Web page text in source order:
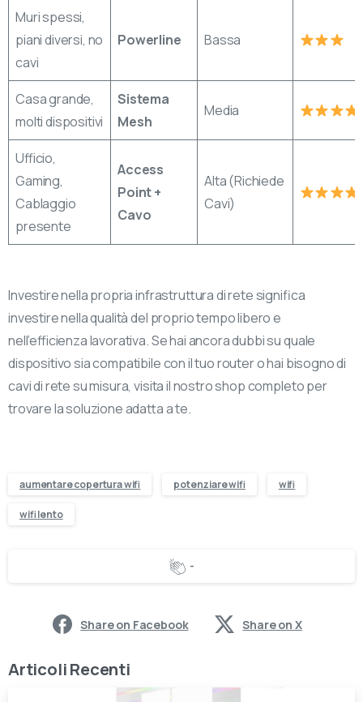
Muri spessi,
piani diversi, no
cavi
Powerline Bassa
Casa grande,
molti dispositivi
Sistema
Mesh
Media
Ufficio,
Gaming,
Cablaggio
presente
Access
Point +
Cavo
Alta (Richiede
Cavi)
Investire nella propria infrastruttura di rete significa
investire nella qualità del proprio tempo libero e
nell’efficienza lavorativa. Se hai ancora dubbi su quale
dispositivo sia compatibile con il tuo router o hai bisogno di
cavi di rete su misura, visita il nostro shop completo per
trovare la soluzione adatta a te.
aumentare copertura wifi potenziare wifi wifi
wifi lento
-
Share on Facebook Share on X
Articoli Recenti